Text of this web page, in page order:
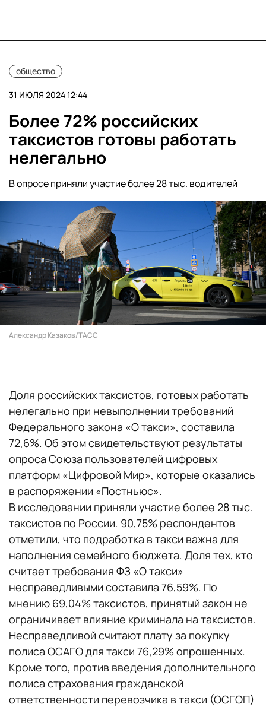
общество
31 ИЮЛЯ 2024 12:44
Более 72% российских
таксистов готовы работать
нелегально
В опросе приняли участие более 28 тыс. водителей
Александр Казаков/ТАСС
Доля российских таксистов, готовых работать
нелегально при невыполнении требований
Федерального закона «О такси», составила
72,6%. Об этом свидетельствуют результаты
опроса Союза пользователей цифровых
платформ «Цифровой Мир», которые оказались
в распоряжении «Постньюс».
В исследовании приняли участие более 28 тыс.
таксистов по России. 90,75% респондентов
отметили, что подработка в такси важна для
наполнения семейного бюджета. Доля тех, кто
считает требования ФЗ «О такси»
несправедливыми составила 76,59%. По
мнению 69,04% таксистов, принятый закон не
ограничивает влияние криминала на таксистов.
Несправедливой считают плату за покупку
полиса ОСАГО для такси 76,29% опрошенных.
Кроме того, против введения дополнительного
полиса страхования гражданской
ответственности перевозчика в такси (ОСГОП)